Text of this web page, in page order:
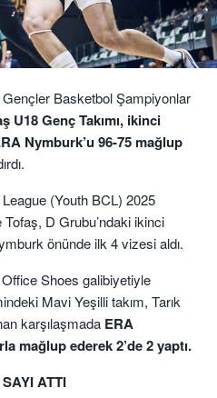
Basketbol Şampiyonlar
U18 Genç Takımı, ikinci
Nymburk’u 96-75 mağlup
(Youth BCL) 2025
Tofaş, D Grubu’ndaki ikinci
önünde ilk 4 vizesi aldı.
Shoes galibiyetiyle
Mavi Yeşilli takım, Tarık
karşılaşmada ERA
mağlup ederek 2’de 2 yaptı.
ATTI